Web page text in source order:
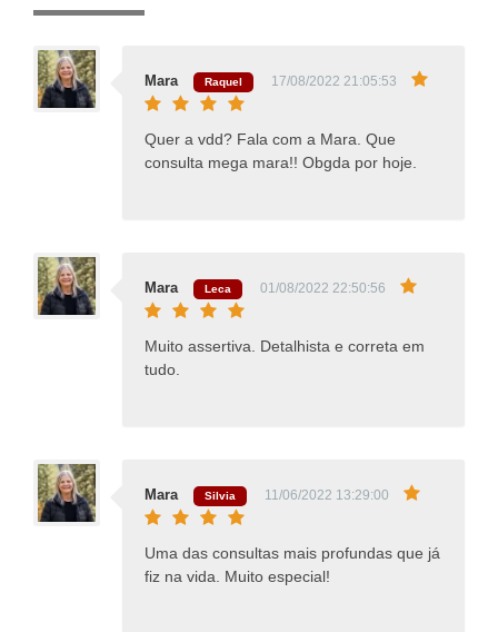
Mara Raquel 17/08/2022 21:05:53
Quer a vdd? Fala com a Mara. Que
consulta mega mara!! Obgda por hoje.
Mara Leca 01/08/2022 22:50:56
Muito assertiva. Detalhista e correta em
tudo.
Mara Silvia 11/06/2022 13:29:00
Uma das consultas mais profundas que já
fiz na vida. Muito especial!